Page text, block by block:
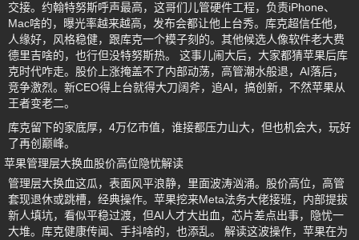
交接。约翰特努斯呼声最高，这哥们儿管硬件工程，负责iPhone、
Mac啥的，曝光率越来越高，发布会都让他上台秀。库克超信任他，
人缘好，风格稳健，跟库克一个模子刻的。其他候选人像软件老大费
德里吉啥的，也行但没特努斯热。 这事儿闹大后，大家都猜苹果后库
克时代咋走。股价上涨掩盖不了内部动荡，高管潮水般退，AI落后，
竞争激烈。新CEO得上台就得大刀阔斧，追AI，搞创新，不然苹果从
王者变老二。
库克留下的家底厚，4万亿市值，谁接都压力山大，但也机会大，玩好
了再创巅峰。
苹果管理层大换血股价高位隐忧解读
管理层大换血这瓜，表面风平浪静，里面波涛汹涌。股价高位，高管
套现退休或跳槽，经典操作。苹果挖来Meta法务大佬接班，内部提拔
新人填坑，看似平稳过渡，但AI人才大出血，芯片差点出事，隐忧一
大堆。库克健康传闻、手抖啥的，也添乱。 解读这波操作，苹果在为